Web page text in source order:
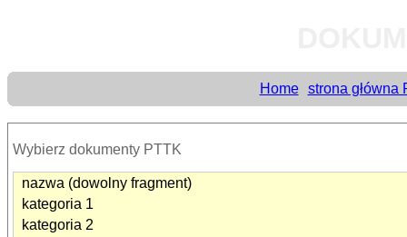
Home strona główna
Wybierz dokumenty PTTK
nazwa (dowolny fragment)
kategoria 1
kategoria 2